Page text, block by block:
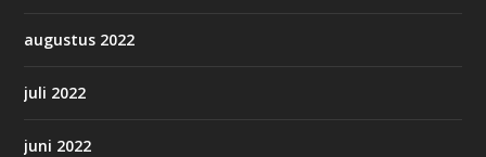
augustus 2022
juli 2022
juni 2022